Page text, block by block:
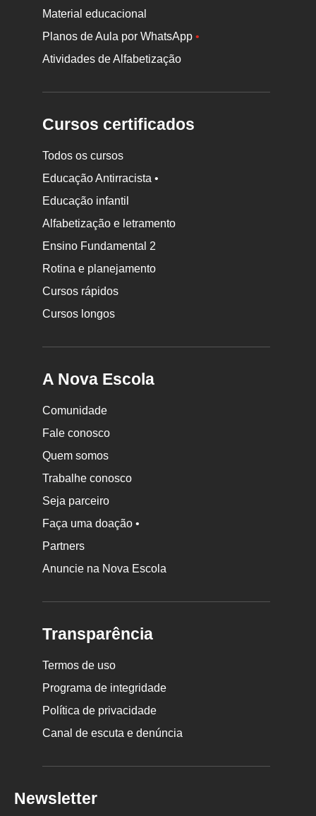
Material educacional
Planos de Aula por WhatsApp•
Atividades de Alfabetização
Cursos certificados
Todos os cursos
Educação Antirracista •
Educação infantil
Alfabetização e letramento
Ensino Fundamental 2
Rotina e planejamento
Cursos rápidos
Cursos longos
A Nova Escola
Comunidade
Fale conosco
Quem somos
Trabalhe conosco
Seja parceiro
Faça uma doação •
Partners
Anuncie na Nova Escola
Transparência
Termos de uso
Programa de integridade
Política de privacidade
Canal de escuta e denúncia
Newsletter